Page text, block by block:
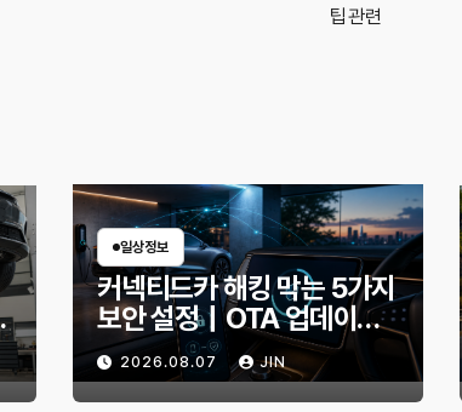
팁관련
일상정보
커넥티드카 해킹 막는 5가지
보안 설정｜OTA 업데이트
부터 디지털 키까지, 지금 확
인할 것은?
2026.08.07 JIN